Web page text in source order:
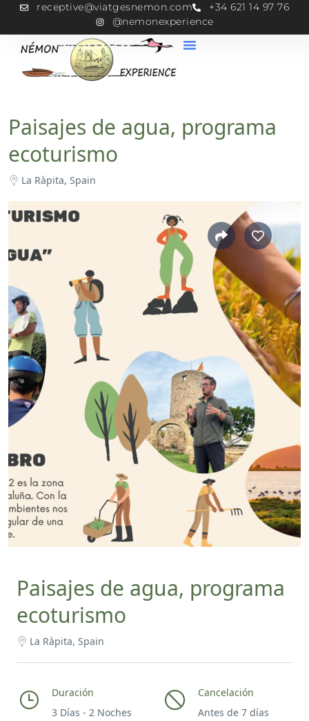
receptive@viatgesnemon.com
+34 621 14 97 76
@nemonexperience
Paisajes de agua, programa
ecoturismo
La Ràpita, Spain
Paisajes de agua, programa
ecoturismo
La Ràpita, Spain
Duración
3 Días - 2 Noches
Cancelación
Antes de 7 días